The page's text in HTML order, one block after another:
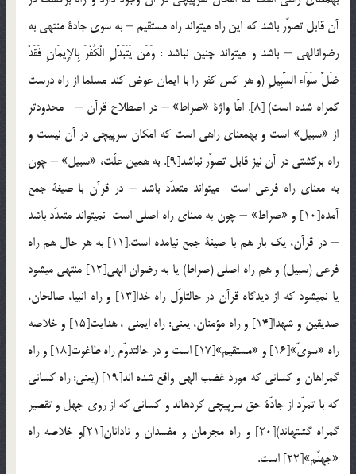
آن قابل تصوّر باشد كه اين راه مي‏تواند راه مستقيم – به سوي جادة منتهي به
رضوان‏الهي – باشد و مي‏تواند چنين نباشد : وَمَن يَتَبَدَّلِ الْكُفْرَ بِالإِيمَانِ فَقَدْ
ضَلَّ سَوَاء السَّبِيلِ (و هر كس كفر را با ايمان عوض كند مسلما از راه درست
گمراه شده است) [8]. امّا واژة «صراط» – در اصطلاح قرآن – محدود‏تر
از «سبيل» است و به‏معناي راهي است كه امكان سرپيچي در آن نيست و
راه برگشتي در آن نيز قابل تصوّر نباشد[9]. به همين علّت، «سبيل» – چون
به معناي راه فرعي است مي‏تواند متعدّد باشد – در قرآن با صيغة جمع
آمده[10] و «صراط» – چون به معناي راه اصلي است نمي‏تواند متعدّد باشد
– در قرآن، يك بار هم با صيغة جمع نيامده است.[11] به هر حال هم راه
فرعي (سبيل) و هم راه اصلي (صراط) يا به رضوان الهي[12] منتهي مي‏شود
يا نمي‏شود كه از ديدگاه قرآن در حالت‏اوّل راه خدا[13] و راه انبيا، صالحان،
صديقين و شهدا[14] و راه مؤمنان، يعني: راه ايمني ، هدايت[15] و خلاصه
راه «سويّ»[16] و «مستقيم»[17] است و در حالت‏دوّم راه طاغوت[18] و راه
گمراهان و کساني که مورد غضب الهي واقع شده اند[19] (يعني: راه كساني
كه با تمرّد از جادّة حق سرپيچي كرده‏اند و كساني كه از روي جهل و تقصير
گمراه گشته‏اند)[20] و راه مجرمان و مفسدان و نادانان[21]و خلاصه راه
«جهنّم»[22] است.